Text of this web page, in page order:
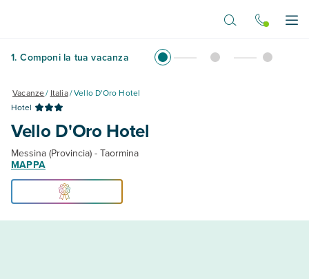
1. Componi la tua vacanza
Vacanze/ Italia/Vello D'Oro Hotel
Hotel
Vello D'Oro Hotel
Messina (Provincia) - Taormina
MAPPA